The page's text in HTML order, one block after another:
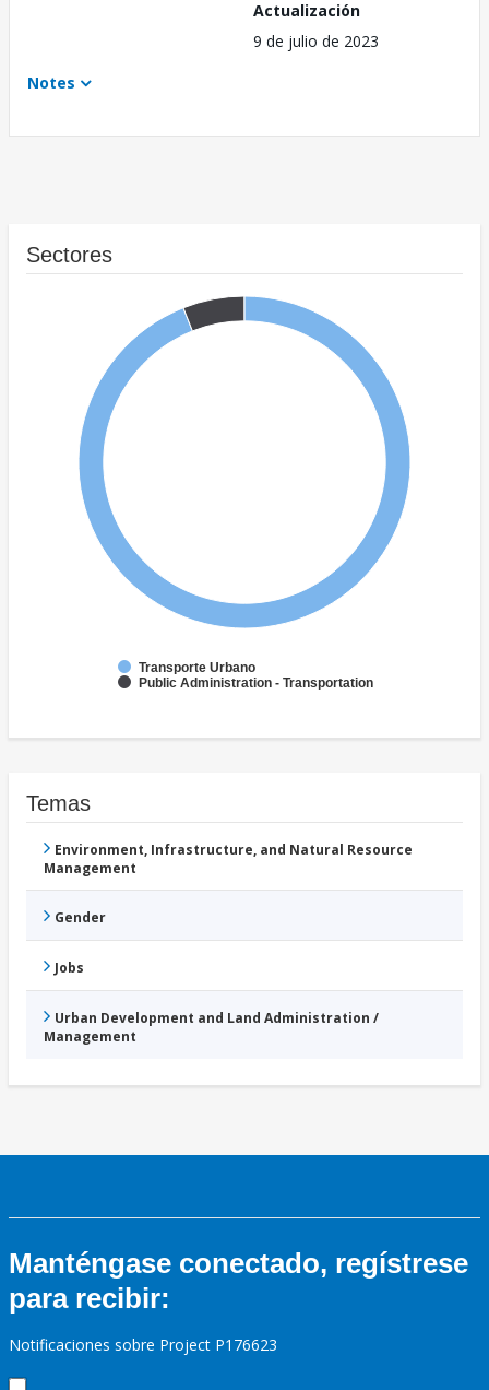
Actualización
9 de julio de 2023
Notes
Sectores
Transporte Urbano
Public Administration - Transportation
Temas
Environment, Infrastructure, and Natural Resource
Management
Gender
Jobs
Urban Development and Land Administration /
Management
Manténgase conectado, regístrese
para recibir:
Notificaciones sobre Project P176623